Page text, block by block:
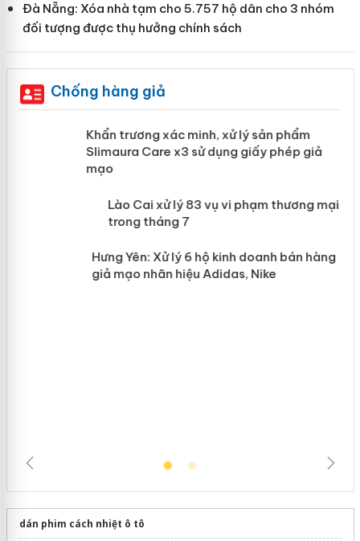
Đà Nẵng: Xóa nhà tạm cho 5.757 hộ dân cho 3 nhóm
đối tượng được thụ hưởng chính sách
Chống hàng giả
Khẩn trương xác minh, xử lý sản phẩm
Slimaura Care x3 sử dụng giấy phép giả
mạo
Lào Cai xử lý 83 vụ vi phạm thương
mại trong tháng 7
dán phim cách nhiệt ô tô